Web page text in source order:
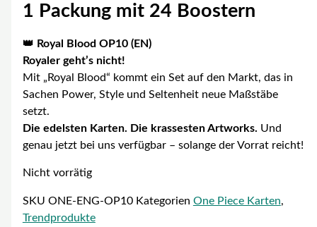
1 Packung mit 24 Boostern
👑 Royal Blood OP10 (EN)
Royaler geht’s nicht!
Mit „Royal Blood“ kommt ein Set auf den Markt, das in
Sachen Power, Style und Seltenheit neue Maßstäbe
setzt.
Die edelsten Karten. Die krassesten Artworks. Und
genau jetzt bei uns verfügbar – solange der Vorrat reicht!
Nicht vorrätig
SKU ONE-ENG-OP10 Kategorien One Piece Karten,
Trendprodukte